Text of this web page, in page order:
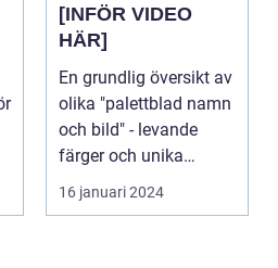
[INFÖR VIDEO
HÄR]
En grundlig översikt av
olika "palettblad namn
och bild" - levande
färger och unika
bladmönster Va...
16 januari 2024